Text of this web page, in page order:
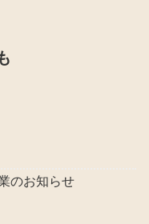
のお知らせ